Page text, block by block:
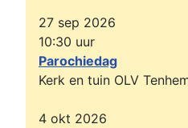
27 sep 2026
10:30 uur
Parochiedag
Kerk en tuin OLV
4 okt 2026